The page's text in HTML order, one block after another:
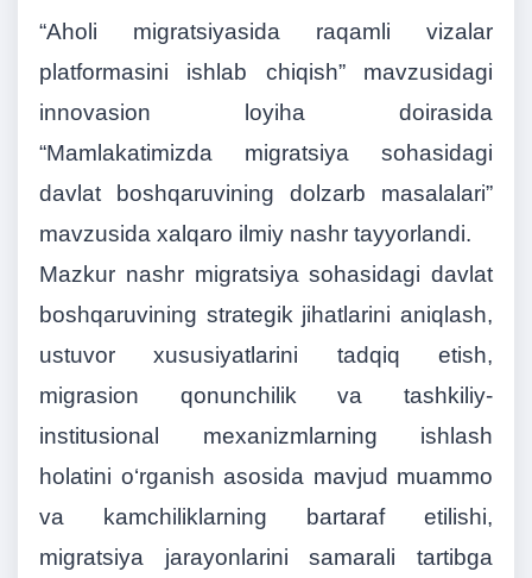
“Aholi migratsiyasida raqamli vizalar
platformasini ishlab chiqish” mavzusidagi
innovasion loyiha doirasida
“Mamlakatimizda migratsiya sohasidagi
davlat boshqaruvining dolzarb masalalari”
mavzusida xalqaro ilmiy nashr tayyorlandi.
Mazkur nashr migratsiya sohasidagi davlat
boshqaruvining strategik jihatlarini aniqlash,
ustuvor xususiyatlarini tadqiq etish,
migrasion qonunchilik va tashkiliy-
institusional mexanizmlarning ishlash
holatini o‘rganish asosida mavjud muammo
va kamchiliklarning bartaraf etilishi,
migratsiya jarayonlarini samarali tartibga